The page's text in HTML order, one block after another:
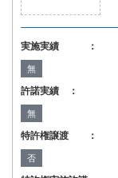
実施実績 ：
無
許諾実績 ：
無
特許権譲渡 ：
否